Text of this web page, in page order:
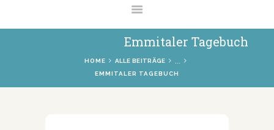
Emmitaler Tagebuch
HOME ALLE BEITRÄGE
EMMITALER TAGEBUCH
SHOP